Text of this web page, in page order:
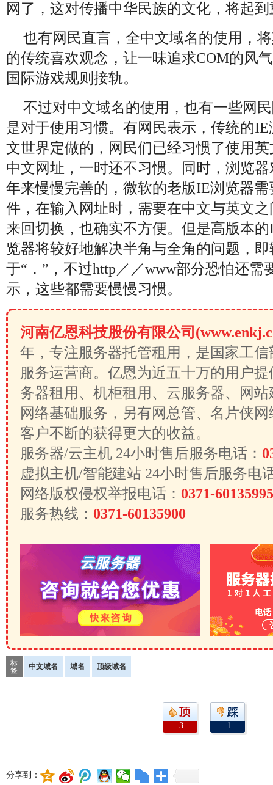
网了，这对传播中华民族的文化，将起
也有网民直言，全中文域名的使用，
的传统喜欢观念，让一味追求COM的风
国际游戏规则接轨。
不过对中文域名的使用，也有一些网
是对于使用习惯。有网民表示，传统的
文世界定做的，网民们已经习惯了使用
中文网址，一时还不习惯。同时，浏览
年来慢慢完善的，微软的老版IE浏览器
件，在输入网址时，需要在中文与英文
来回切换，也确实不方便。但是高版本
览器将较好地解决半角与全角的问题，即
于“．”，不过http／／www部分恐怕还需
示，这些都需要慢慢习惯。
河南亿恩科技股份有限公司
年，专注服务器托管租用，是国家工
服务运营商。亿恩为近五十万的用户
务器租用、机柜租用、云服务器、网
网络基础服务，另有网总管、名片侠
客户不断的获得更大的收益。
服务器/云主机 24小时售后服务电话：
虚拟主机/智能建站 24小时售后服务电
网络版权侵权举报电话： 0371-60135995
服务热线： 0371-60135900
标
签
中文域名 域名 顶级域名
3 1
分享到：